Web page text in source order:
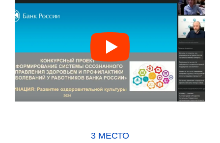
3 МЕСТО